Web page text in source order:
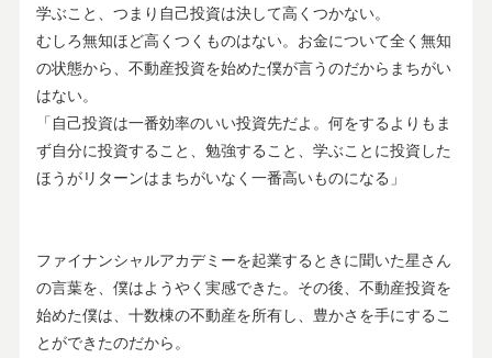
学ぶこと、つまり自己投資は決して高くつかない。
むしろ無知ほど高くつくものはない。お金について全く無知
の状態から、不動産投資を始めた僕が言うのだからまちがい
はない。
「自己投資は一番効率のいい投資先だよ。何をするよりもま
ず自分に投資すること、勉強すること、学ぶことに投資した
ほうがリターンはまちがいなく一番高いものになる」
ファイナンシャルアカデミーを起業するときに聞いた星さん
の言葉を、僕はようやく実感できた。その後、不動産投資を
始めた僕は、十数棟の不動産を所有し、豊かさを手にするこ
とができたのだから。